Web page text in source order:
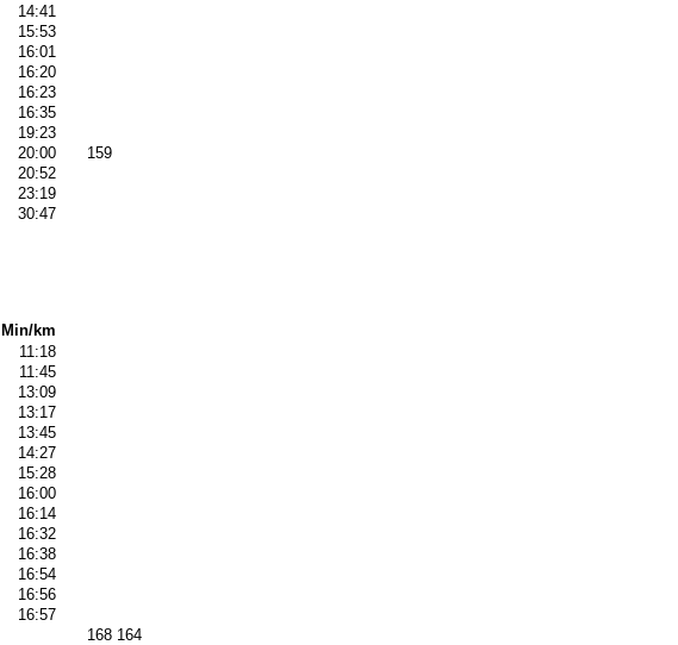
14:41
15:53
16:01
16:20
16:23
16:35
19:23
20:00
159
20:52
23:19
30:47
Min/km
11:18
11:45
13:09
13:17
13:45
14:27
15:28
16:00
16:14
16:32
16:38
16:54
16:56
16:57
168 164